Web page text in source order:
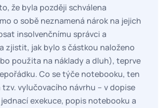
že byla později schválena
o sobě neznamená nárok na jejich
insolvenčnímu správci a
zjistit, jak bylo s částkou naloženo
použita na náklady a dluh), teprve
Co se týče notebooku, ten
vylučovacího návrhu – v dopise
exekuce, popis notebooku a